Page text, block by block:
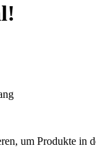
um Produkte in